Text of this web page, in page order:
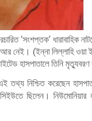
‘সংশপ্তক’ ধারাবাহিক
নেই। (ইন্না লিল্লাহি ওয়া
হাসপাতালে তিনি
নিশ্চিত করেছেন
ছিলেন।